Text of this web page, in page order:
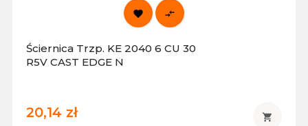
 
Ściernica Trzp. KE 2040 6 CU 30
R5V CAST EDGE N
20,14 zł 